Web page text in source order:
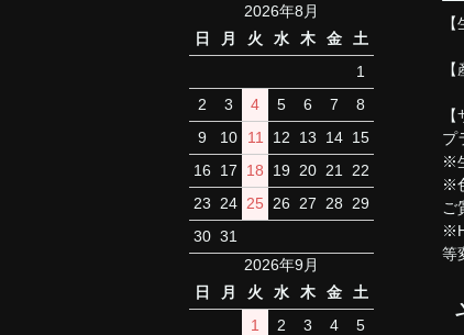
プ
※
※
ご
等
2026年8月
日
月 火 水 木 金
土
1
2
3 4 5 6 7
8
9
10 11 12 13 14 15
16
17 18 19 20 21
22
23
24 25 26 27 28
29
30 31
2026年9月
日
月 火 水 木 金
土
1
2 3 4
5